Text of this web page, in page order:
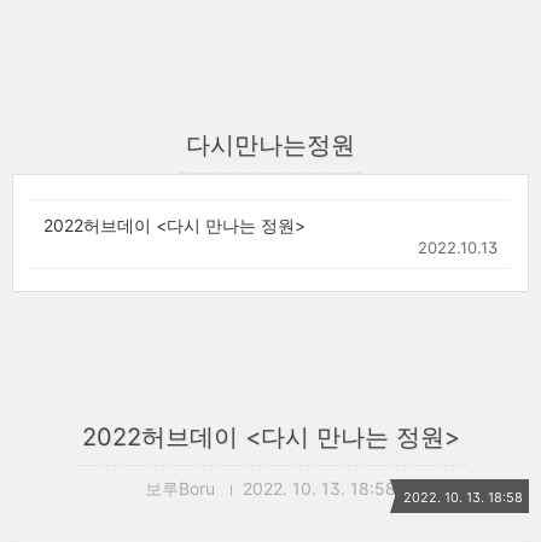
다시만나는정원
2022허브데이 <다시 만나는 정원>
2022.10.13
2022허브데이 <다시 만나는 정원>
보루Boru 2022. 10. 13. 18:58 2022. 10. 13. 18:58